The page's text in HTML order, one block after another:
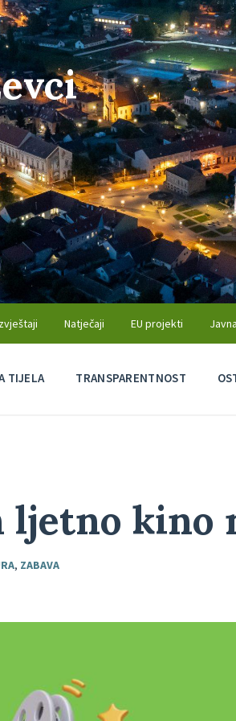
Natječaji EU projekti
TIJELA TRANSPARENTNOST
ljetno kino
, ZABAVA